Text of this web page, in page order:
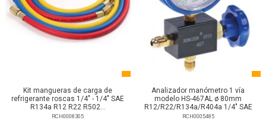
Kit mangueras de carga de
refrigerante roscas 1/4" - 1/4" SAE
R134a R12 R22 R502...
RCH0008305
Analizador manómetro 1 vía
modelo HS-467AL ø 80mm
R12/R22/R134a/R404a 1/4" SAE
RCH0005485